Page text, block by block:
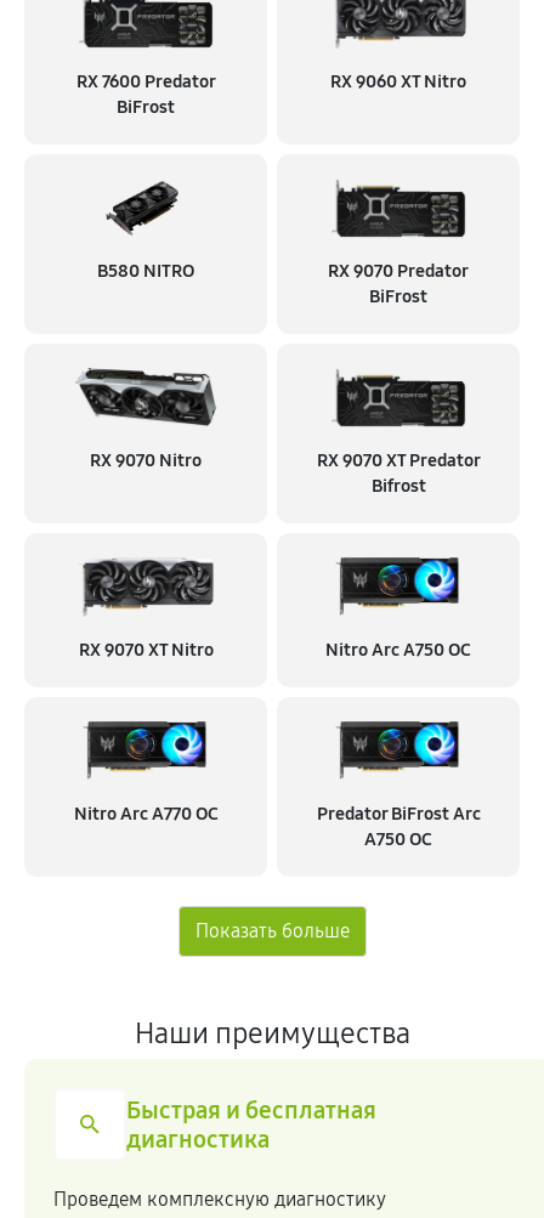
RX 7600 Predator
BiFrost
RX 9060 XT Nitro
B580 NITRO
RX 9070 Predator
BiFrost
RX 9070 Nitro
RX 9070 XT Predator
Bifrost
RX 9070 XT Nitro Nitro Arc A750 OC
Nitro Arc A770 OC
Predator BiFrost Arc
A750 OC
Наши преимущества
Быстрая и бесплатная
диагностика
Проведем комплексную диагностику